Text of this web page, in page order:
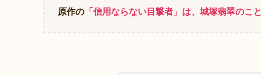
原作の 「信用ならない目撃者」は、城塚翡翠のこと